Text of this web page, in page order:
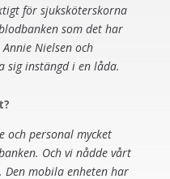
för sjuksköterskorna
som det har
Nielsen och
instängd i en låda.
och personal mycket
Och vi nådde vårt
mobila enheten har